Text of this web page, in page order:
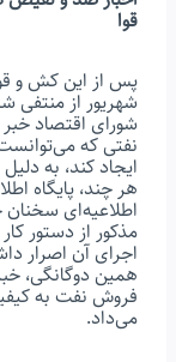
قوا
شهریور از
شورای اقتصاد
ایجاد کند، به
هر چند، پایگاه
اطلاعیه‌ای سخنان
مذکور از دستور
اجرای آن اصرار
همین دوگانگی،
فروش نفت به
می‌داد.